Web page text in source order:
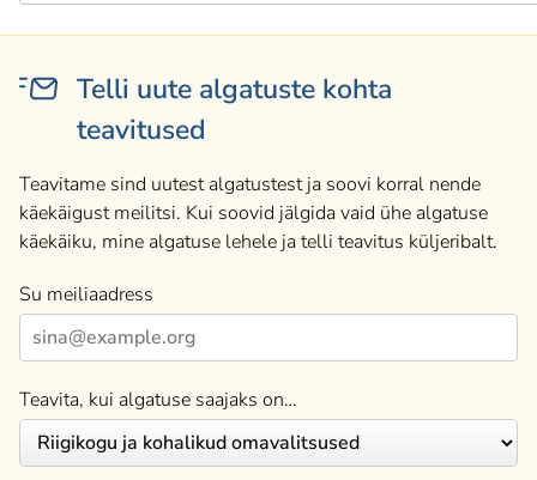
Telli uute algatuste kohta
teavitused
Teavitame sind uutest algatustest ja soovi korral nende
käekäigust meilitsi. Kui soovid jälgida vaid ühe algatuse
käekäiku, mine algatuse lehele ja telli teavitus küljeribalt.
Su meiliaadress
Teavita, kui algatuse saajaks on…